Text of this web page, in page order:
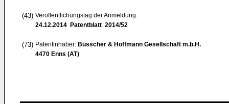
(43) Veröffentlichungstag der Anmeldung:
24.12.2014 Patentblatt 2014/52
(73) Patentinhaber: Büsscher & Hoffmann Gesellschaft m.b.H.
4470 Enns (AT)